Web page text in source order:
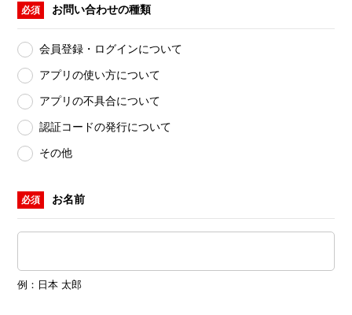
必須 お問い合わせの種類
会員登録・ログインについて
アプリの使い方について
アプリの不具合について
認証コードの発行について
その他
必須 お名前
例：日本 太郎